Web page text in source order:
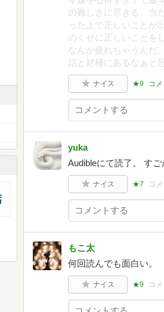
の難しさに尽きる。当
った上で正しいことが
のくせに正しいことを
なんか疲れちゃうんだ
話と対極にあるなぁと
ナイス ★9 コ
yuka
Audibleにて読了。 す
ナイス ★7 コ
もこ太
何回読んでも面白い。
ナイス ★9 コ